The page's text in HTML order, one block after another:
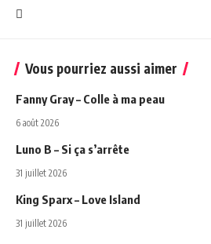
Vous pourriez aussi aimer
Fanny Gray – Colle à ma peau
6 août 2026
Luno B – Si ça s’arrête
31 juillet 2026
King Sparx – Love Island
31 juillet 2026